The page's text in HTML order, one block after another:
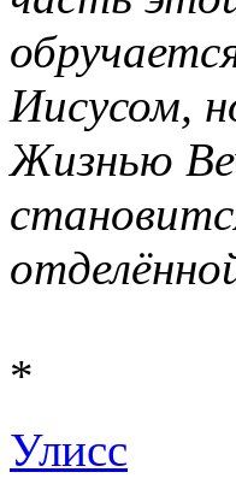
Иисусом,
Жизнью
*
Улисс